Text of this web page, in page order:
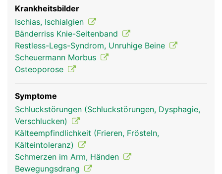
Krankheitsbilder
Ischias, Ischialgien
Bänderriss Knie-Seitenband
Restless-Legs-Syndrom, Unruhige Beine
Scheuermann Morbus
Osteoporose
Symptome
Schluckstörungen (Schluckstörungen, Dysphagie,
Verschlucken)
Kälteempfindlichkeit (Frieren, Frösteln,
Kälteintoleranz)
Schmerzen im Arm, Händen
Bewegungsdrang